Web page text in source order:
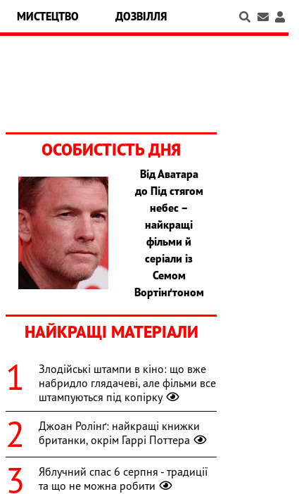
МИСТЕЦТВО ДОЗВІЛЛЯ
ОСОБИСТІСТЬ ДНЯ
Від Аватара
до Під стягом
небес –
найкращі
фільми й
серіали із
Семом
Вортінґтоном
НАЙКРАЩІ МАТЕРІАЛИ
Злодійські штампи в кіно: що вже
набридло глядачеві, але фільми все
штампуються під копірку
Джоан Ролінґ: найкращі книжки
британки, окрім Гаррі Поттера
Яблучний спас 6 серпня - традиції
та що не можна робити